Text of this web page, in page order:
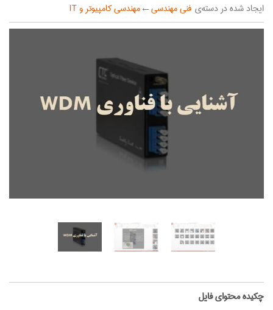
ایجاد شده در دسته‌ی فنی مهندسی←مهندسی کامپیوتر و IT
‌چکیده محتوای فایل